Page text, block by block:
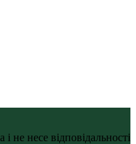
не несе відповідальності